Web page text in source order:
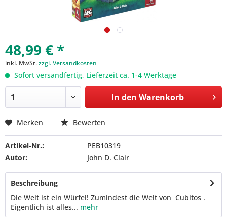
48,99 € *
inkl. MwSt.zzgl. Versandkosten
Sofort versandfertig, Lieferzeit ca. 1-4 Werktage
In den Warenkorb
Merken Bewerten
Artikel-Nr.:
PEB10319
Autor:
John D. Clair
Beschreibung
Die Welt ist ein Würfel! Zumindest die Welt von Cubitos .
Eigentlich ist alles... mehr